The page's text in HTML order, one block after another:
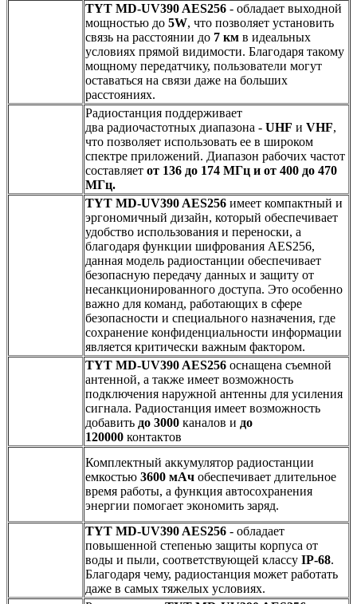
TYT MD-UV390 AES256 - обладает выходной
мощностью до 5W, что позволяет установить
связь на расстоянии до 7 км в идеальных
условиях прямой видимости. Благодаря такому
мощному передатчику, пользователи могут
оставаться на связи даже на больших
расстояниях.
Радиостанция поддерживает
два радиочастотных диапазона - UHF и VHF,
что позволяет использовать ее в широком
спектре приложений. Диапазон рабочих частот
составляет от 136 до 174 МГц и от 400 до 470
МГц.
TYT MD-UV390 AES256 имеет компактный и
эргономичный дизайн, который обеспечивает
удобство использования и переноски, а
благодаря функции шифрования AES256,
данная модель радиостанции обеспечивает
безопасную передачу данных и защиту от
несанкционированного доступа. Это особенно
важно для команд, работающих в сфере
безопасности и специального назначения, где
сохранение конфиденциальности информации
является критически важным фактором.
TYT MD-UV390 AES256 оснащена съемной
антенной, а также имеет возможность
подключения наружной антенны для усиления
сигнала. Радиостанция имеет возможность
добавить до 3000 каналов и до
120000 контактов
Комплектный аккумулятор радиостанции
емкостью 3600 мАч обеспечивает длительное
время работы, а функция автосохранения
энергии помогает экономить заряд.
TYT MD-UV390 AES256 - обладает
повышенной степенью защиты корпуса от
воды и пыли, соответствующей классу IP-68.
Благодаря чему, радиостанция может работать
даже в самых тяжелых условиях.